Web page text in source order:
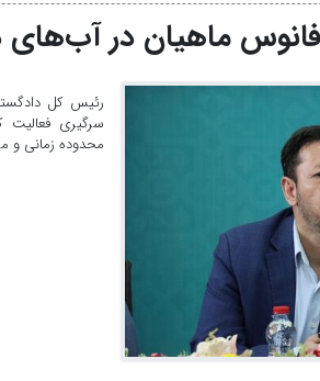
صادر شد
ماهیان در آب‌های
رئیس کل
سرگیری
محدوده زمانی و